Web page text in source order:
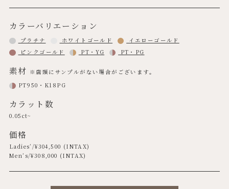
カラーバリエーション
プラチナ ホワイトゴールド
イエローゴールド
ピンクゴールド
PT・YG PT・PG
素材 ※店頭にサンプルがない場合がございます。
PT950・K18PG
カラット数
0.05ct~
価格
Ladies’/¥304,500 (INTAX)
Men’s/¥308,000 (INTAX)